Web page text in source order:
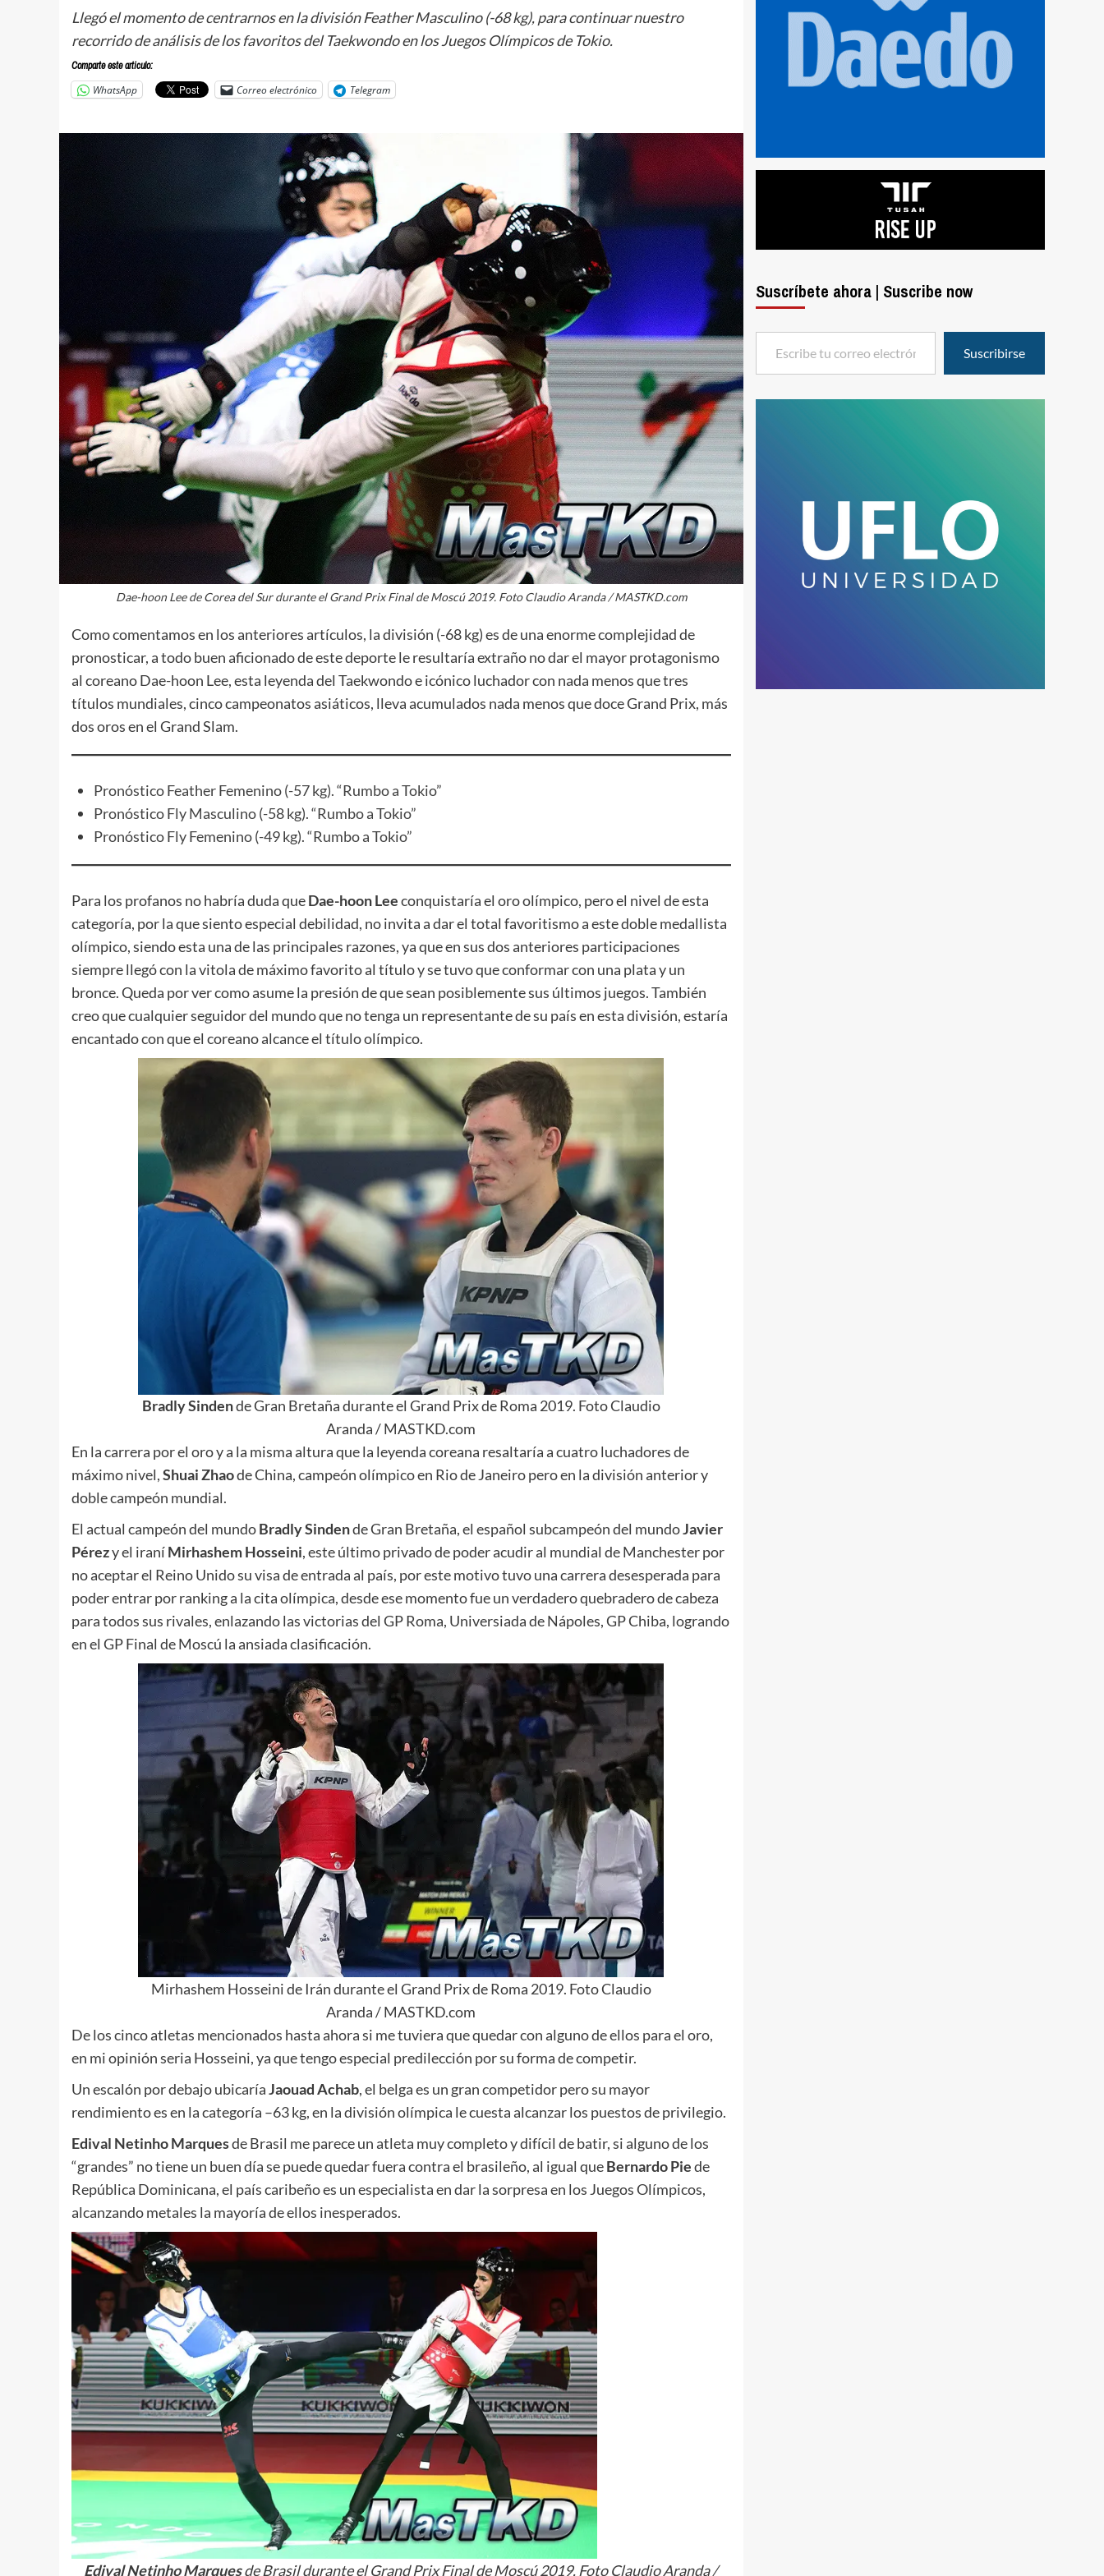
Llegó el momento de centrarnos en la división Feather Masculino (-68 kg), para continuar nuestro
recorrido de análisis de los favoritos del Taekwondo en los Juegos Olímpicos de Tokio.
Comparte este articulo:
WhatsApp Correo electrónico Telegram
Dae-hoon Lee de Corea del Sur durante el Grand Prix Final de Moscú 2019. Foto Claudio Aranda / MASTKD.com
Como comentamos en los anteriores artículos, la división (-68 kg) es de una enorme complejidad de
pronosticar, a todo buen aficionado de este deporte le resultaría extraño no dar el mayor protagonismo
al coreano Dae-hoon Lee, esta leyenda del Taekwondo e icónico luchador con nada menos que tres
títulos mundiales, cinco campeonatos asiáticos, lleva acumulados nada menos que doce Grand Prix, más
dos oros en el Grand Slam.
Pronóstico Feather Femenino (-57 kg). “Rumbo a Tokio”
Pronóstico Fly Masculino (-58 kg). “Rumbo a Tokio”
Pronóstico Fly Femenino (-49 kg). “Rumbo a Tokio”
Para los profanos no habría duda queDae-hoon Leeconquistaría el oro olímpico, pero el nivel de esta
categoría, por la que siento especial debilidad, no invita a dar el total favoritismo a este doble medallista
olímpico, siendo esta una de las principales razones, ya que en sus dos anteriores participaciones
siempre llegó con la vitola de máximo favorito al título y se tuvo que conformar con una plata y un
bronce. Queda por ver como asume la presión de que sean posiblemente sus últimos juegos. También
creo que cualquier seguidor del mundo que no tenga un representante de su país en esta división, estaría
encantado con que el coreano alcance el título olímpico.
BradlySindende Gran Bretaña durante el Grand Prix de Roma 2019. Foto Claudio
Aranda / MASTKD.com
En la carrera por el oro y a la misma altura que la leyenda coreana resaltaría a cuatro luchadores de
máximo nivel,ShuaiZhaode China, campeón olímpico en Rio de Janeiro pero en la división anterior y
doble campeón mundial.
El actual campeón del mundoBradlySindende Gran Bretaña, el español subcampeón del mundoJavier
Pérezy el iraníMirhashemHosseini, este último privado de poder acudir al mundial de Manchester por
no aceptar el Reino Unido su visa de entrada al país, por este motivo tuvo una carrera desesperada para
poder entrar por ranking a la cita olímpica, desde ese momento fue un verdadero quebradero de cabeza
para todos sus rivales, enlazando las victorias del GP Roma, Universiada de Nápoles, GP Chiba, logrando
en el GP Final de Moscú la ansiada clasificación.
Mirhashem Hosseini de Irán durante el Grand Prix de Roma 2019. Foto Claudio
Aranda / MASTKD.com
De los cinco atletas mencionados hasta ahora si me tuviera que quedar con alguno de ellos para el oro,
en mi opinión seria Hosseini, ya que tengo especial predilección por su forma de competir.
Un escalón por debajo ubicaríaJaouadAchab, el belga es un gran competidor pero su mayor
rendimiento es en la categoría –63 kg, en la división olímpica le cuesta alcanzar los puestos de privilegio.
Edival NetinhoMarquesde Brasil me parece un atleta muy completo y difícil de batir, si alguno de los
“grandes” no tiene un buen día se puede quedar fuera contra el brasileño, al igual queBernardoPiede
República Dominicana, el país caribeño es un especialista en dar la sorpresa en los Juegos Olímpicos,
alcanzando metales la mayoría de ellos inesperados.
EdivalNetinhoMarquesde Brasil durante el Grand Prix Final de Moscú 2019. Foto Claudio Aranda /
Suscríbete ahora | Suscribe now
Escribe tu correo electrónico…
Suscribirse